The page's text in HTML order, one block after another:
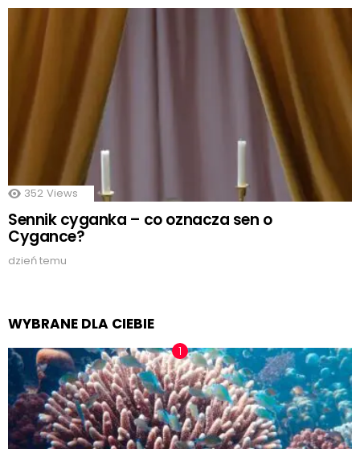
352 Views
Sennik cyganka – co oznacza sen o
Cygance?
dzień temu
WYBRANE DLA CIEBIE